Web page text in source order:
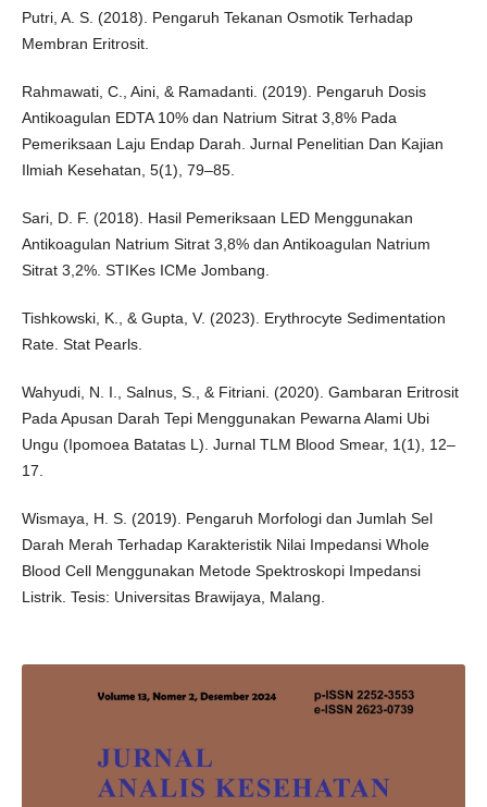
Putri, A. S. (2018). Pengaruh Tekanan Osmotik Terhadap
Membran Eritrosit.
Rahmawati, C., Aini, & Ramadanti. (2019). Pengaruh Dosis
Antikoagulan EDTA 10% dan Natrium Sitrat 3,8% Pada
Pemeriksaan Laju Endap Darah. Jurnal Penelitian Dan Kajian
Ilmiah Kesehatan, 5(1), 79–85.
Sari, D. F. (2018). Hasil Pemeriksaan LED Menggunakan
Antikoagulan Natrium Sitrat 3,8% dan Antikoagulan Natrium
Sitrat 3,2%. STIKes ICMe Jombang.
Tishkowski, K., & Gupta, V. (2023). Erythrocyte Sedimentation
Rate. Stat Pearls.
Wahyudi, N. I., Salnus, S., & Fitriani. (2020). Gambaran Eritrosit
Pada Apusan Darah Tepi Menggunakan Pewarna Alami Ubi
Ungu (Ipomoea Batatas L). Jurnal TLM Blood Smear, 1(1), 12–
17.
Wismaya, H. S. (2019). Pengaruh Morfologi dan Jumlah Sel
Darah Merah Terhadap Karakteristik Nilai Impedansi Whole
Blood Cell Menggunakan Metode Spektroskopi Impedansi
Listrik. Tesis: Universitas Brawijaya, Malang.